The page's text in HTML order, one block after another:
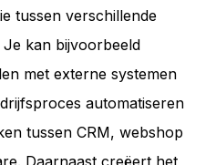
tussen verschillende
Je kan bijvoorbeeld
met externe systemen
automatiseren
tussen CRM, webshop